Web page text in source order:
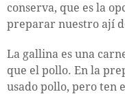
conserva, que es la
preparar nuestro ají
La gallina es una
que el pollo. En la
usado pollo, pero ten